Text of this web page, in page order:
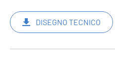
DISEGNO TECNICO